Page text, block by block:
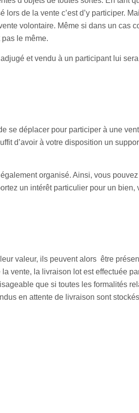
de la vente c’est d’y participer.
volontaire. Même si dans un cas
pas le même.
et vendu à un participant lui
se déplacer pour participer à une
d’avoir à votre disposition un
organisé. Ainsi, vous
un intérêt particulier pour un bien,
valeur, ils peuvent alors être
vente, la livraison lot est effectuée
que si toutes les formalités
en attente de livraison sont